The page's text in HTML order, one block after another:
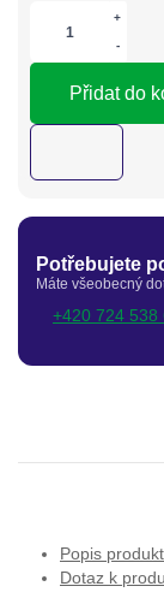
+
-
Přidat do
Potřebujete
Máte všeobecný
+420 724 538
Popis
Dotaz k